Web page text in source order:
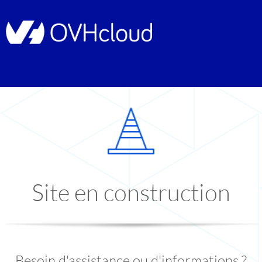
Site en construction